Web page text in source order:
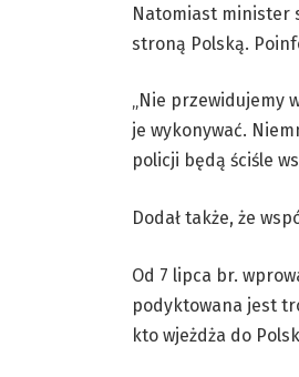
Natomiast minister
stroną Polską.
„Nie przewidujemy
je wykonywać.
policji będą ściśle
Dodał także, że
Od 7 lipca br.
podyktowana jest
kto wjeżdża do